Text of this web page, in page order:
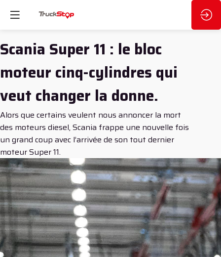
Scania Super 11 : le bloc
moteur cinq-cylindres qui
veut changer la donne.
Alors que certains veulent nous annoncer la mort
des moteurs diesel, Scania frappe une nouvelle fois
un grand coup avec l’arrivée de son tout dernier
moteur Super 11.